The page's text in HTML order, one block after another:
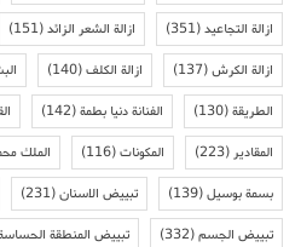
ازالة التجاعيد(351) ازالة الشعر الزائد(151)
ازالة الكرش(137) ازالة الكلف(140)
الطريقة(130) الفنانة دنيا بطمة(142)
المقادير(223) المكونات(116) الملك
بسمة بوسيل(139) تبييض الاسنان(231)
تبييض الجسم(332) تبييض المنطقة